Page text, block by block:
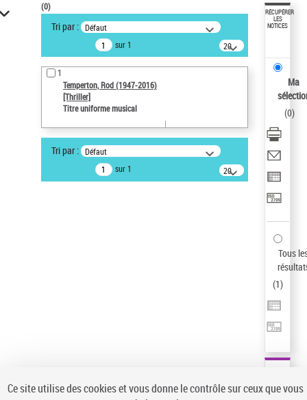
VOTRE RECHERCHE
Recherche avancée dans les
notices d’autorité
Œuvres liées à l'auteur :
Temperton, Rod (1947-2016)
Auteur d’œuvre
Type de notice d'autorité
Titre uniforme musical
Statut de la notice d’autorité
Pays
(0)
Tri par : Défaut
sur 1
20
résultats/page
1
Temperton, Rod (1947-2016)
[Thriller]
Titre uniforme musical
Tri par : Défaut
sur 1
20
résultats/page
RÉCUPÉRER
LES
NOTICES
Ma
(0)
Tous
(1)
Ce site utilise des cookies et vous donne le contrôle sur ceux que vous